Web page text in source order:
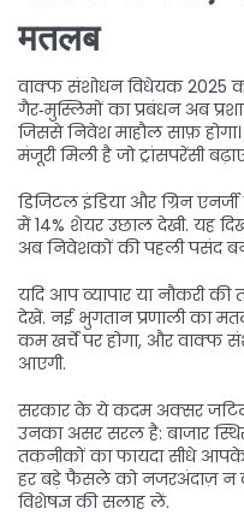
मतलब
वाक्फ संशोधन विधेयक 2025
गैर‑मुस्लिमों का प्रबंधन अब
जिससे निवेश माहौल साफ़
मंजूरी मिली है जो ट्रांसपरेंसी
डिजिटल इंडिया और ग्रिन
में 14% शेयर उछाल देखी. यह
अब निवेशकों की पहली पसंद बन
यदि आप व्यापार या नौकरी
देखें. नई भुगतान प्रणाली का
कम खर्चे पर होगा, और वाक्फ
आएगी.
सरकार के ये कदम अक्सर
उनका असर सरल है: बाजार
तकनीकों का फायदा सीधे
हर बड़े फैसले को नजरअंदाज़ न
विशेषज्ञ की सलाह लें.